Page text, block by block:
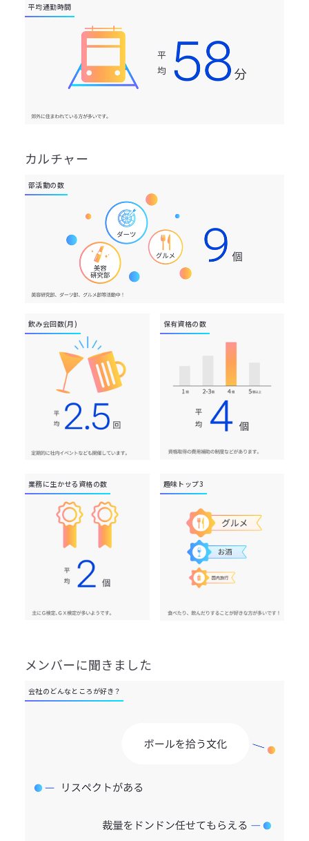
平均通勤時間
カルチャー
部活動の数
飲み会回数(月) 保有資格の数
業務に生かせる資格の数 趣味トップ3
メンバーに聞きました
会社のどんなところが好き？